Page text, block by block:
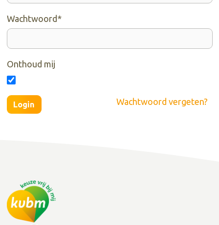
Wachtwoord*
Onthoud mij
Login Wachtwoord vergeten?